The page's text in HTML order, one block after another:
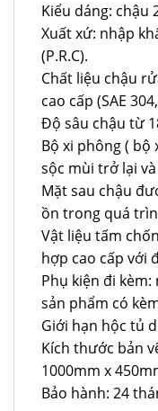
Kiểu dáng: chậu
Xuất xứ: nhập
(P.R.C).
Chất liệu chậu
cao cấp (SAE
Độ sâu chậu từ
Bộ xi phông (
sộc mùi trở lại
Mặt sau chậu
ồn trong quá
Vật liệu tấm
hợp cao cấp với
Phụ kiện đi
sản phẩm có
Giới hạn hộc tủ
Kích thước bản
1000mm x
Bảo hành: 24